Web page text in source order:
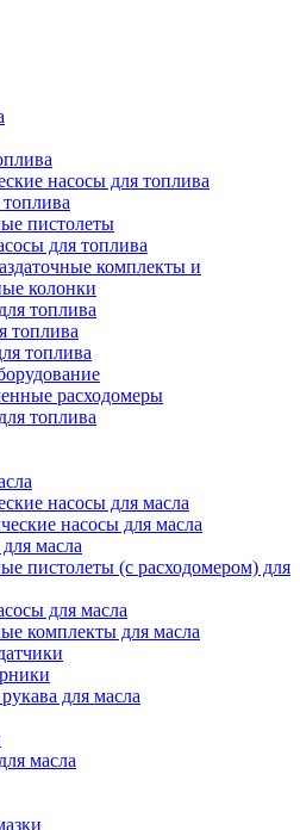
насосы для топлива
пистолеты
для топлива
комплекты и
колонки
топлива
топлива
топлива
расходомеры
топлива
насосы для масла
насосы для масла
масла
пистолеты (с расходомером) для
для масла
комплекты для масла
для масла
масла